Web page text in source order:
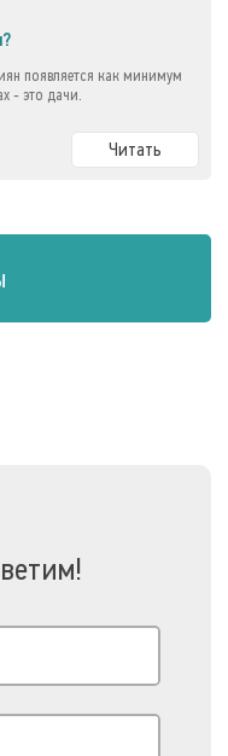
появляется как минимум
- это дачи.
Читать